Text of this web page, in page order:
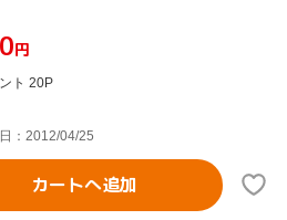
円
ト 20P
：2012/04/25
カートへ追加